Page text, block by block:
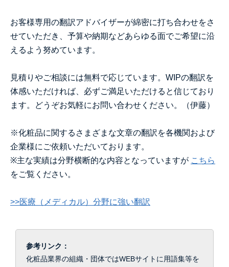
お客様専用の翻訳アドバイザーが綿密に打ち合わせをさ
せていただき、予算や納期などあらゆる面でご希望に沿
えるよう努めています。
見積りやご相談には無料で応じています。 WIPの翻訳を
体感いただければ、必ずご満足いただけると信じており
ます。どうぞお気軽にお問い合わせください。（伊藤）
※化粧品に関するさまざまな文章の翻訳を各機関および
企業様にご依頼いただいております。
※主な実績は分野横断的な内容となっていますが こちら
をご覧ください。
>>医療（メディカル）分野に強い翻訳
参考リンク：
化粧品業界の組織・団体ではWEBサイトに用語集等を